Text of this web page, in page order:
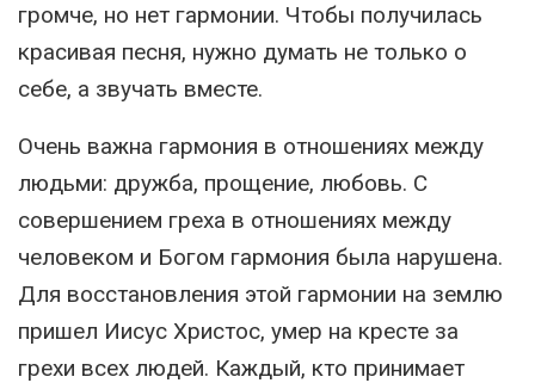
громче, но нет гармонии. Чтобы получилась
красивая песня, нужно думать не только о
себе, а звучать вместе.
Очень важна гармония в отношениях между
людьми: дружба, прощение, любовь. С
совершением греха в отношениях между
человеком и Богом гармония была нарушена.
Для восстановления этой гармонии на землю
пришел Иисус Христос, умер на кресте за
грехи всех людей. Каждый, кто принимает